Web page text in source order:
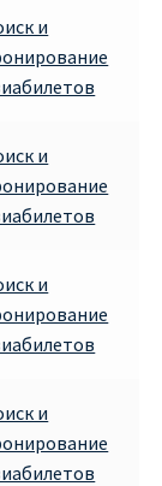
PASS
и
и
и
и